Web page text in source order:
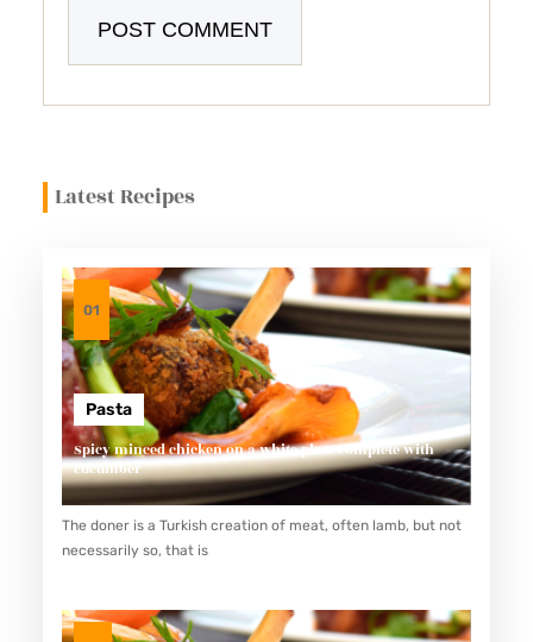
Latest Recipes
01
Pasta
Spicy minced chicken on a white plate complete with
cucumber
The doner is a Turkish creation of meat, often lamb, but not
necessarily so, that is